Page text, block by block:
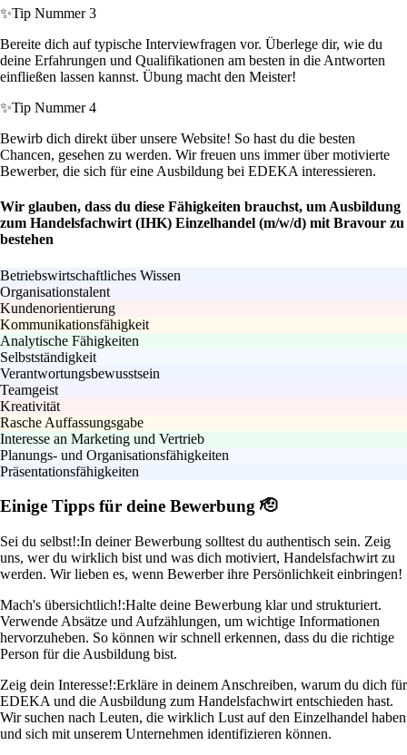
✨Tip Nummer 3
Bereite dich auf typische Interviewfragen vor. Überlege dir, wie du
deine Erfahrungen und Qualifikationen am besten in die Antworten
einfließen lassen kannst. Übung macht den Meister!
✨Tip Nummer 4
Bewirb dich direkt über unsere Website! So hast du die besten
Chancen, gesehen zu werden. Wir freuen uns immer über motivierte
Bewerber, die sich für eine Ausbildung bei EDEKA interessieren.
Wir glauben, dass du diese Fähigkeiten brauchst, um Ausbildung
zum Handelsfachwirt (IHK) Einzelhandel (m/w/d) mit Bravour zu
bestehen
Betriebswirtschaftliches Wissen
Organisationstalent
Kundenorientierung
Kommunikationsfähigkeit
Analytische Fähigkeiten
Selbstständigkeit
Verantwortungsbewusstsein
Teamgeist
Kreativität
Rasche Auffassungsgabe
Interesse an Marketing und Vertrieb
Planungs- und Organisationsfähigkeiten
Präsentationsfähigkeiten
Einige Tipps für deine Bewerbung 🫡
Sei du selbst!:In deiner Bewerbung solltest du authentisch sein. Zeig
uns, wer du wirklich bist und was dich motiviert, Handelsfachwirt zu
werden. Wir lieben es, wenn Bewerber ihre Persönlichkeit einbringen!
Mach's übersichtlich!:Halte deine Bewerbung klar und strukturiert.
Verwende Absätze und Aufzählungen, um wichtige Informationen
hervorzuheben. So können wir schnell erkennen, dass du die richtige
Person für die Ausbildung bist.
Zeig dein Interesse!:Erkläre in deinem Anschreiben, warum du dich für
EDEKA und die Ausbildung zum Handelsfachwirt entschieden hast.
Wir suchen nach Leuten, die wirklich Lust auf den Einzelhandel haben
und sich mit unserem Unternehmen identifizieren können.